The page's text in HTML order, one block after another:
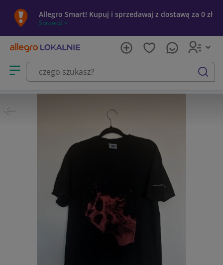
Allegro Smart! Kupuj i sprzedawaj z dostawą za 0 zł
Sprawdź »
Otwórz menu z kategoriami
szukaj